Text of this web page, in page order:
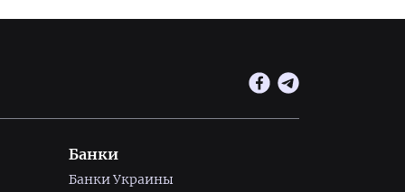
Банки
Банки Украины